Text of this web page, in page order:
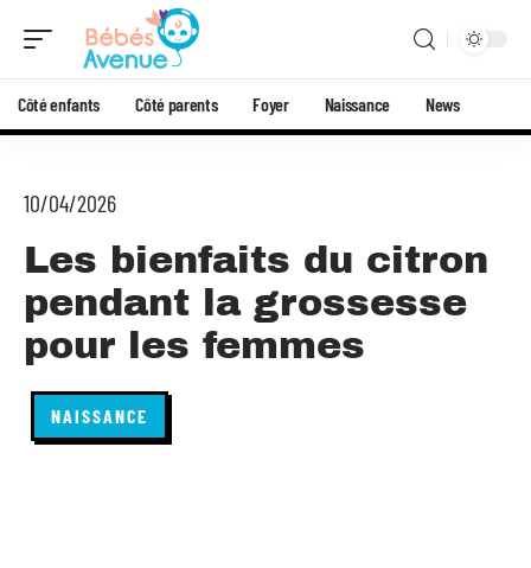
Côté enfants Côté parents Foyer Naissance News
10/04/2026
Les bienfaits du citron
pendant la grossesse
pour les femmes
NAISSANCE